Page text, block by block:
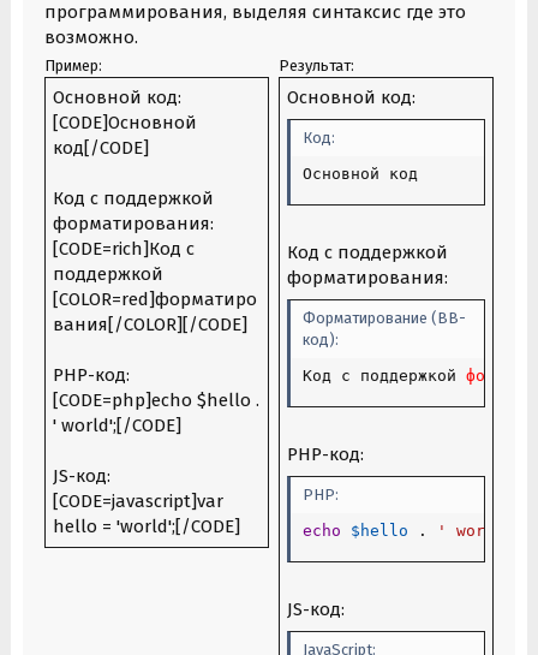
программирования, выделяя синтаксис где это
возможно.
Пример:
Основной код:
[CODE]Основной
код[/CODE]
Код с поддержкой
форматирования:
[CODE=rich]Код с
поддержкой
[COLOR=red]форматиро
вания[/COLOR][/CODE]
PHP-код:
[CODE=php]echo $hello .
' world';[/CODE]
JS-код:
[CODE=javascript]var
hello = 'world';[/CODE]
Результат:
Основной код:
Код:
Основной код
Код с поддержкой
форматирования:
Форматирование (BB-
код):
Код с поддержкой
PHP-код:
PHP:
echo
$hello . ' world'
JS-код:
JavaScript: